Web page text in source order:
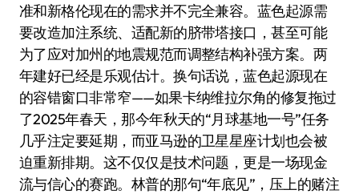
准和新格伦现在的需求并不完全兼容。蓝色起源需
要改造加注系统、适配新的脐带塔接口，甚至可能
为了应对加州的地震规范而调整结构补强方案。两
年建好已经是乐观估计。换句话说，蓝色起源现在
的容错窗口非常窄——如果卡纳维拉尔角的修复拖过
了2025年春天，那今年秋天的“月球基地一号”任务
几乎注定要延期，而亚马逊的卫星星座计划也会被
迫重新排期。这不仅仅是技术问题，更是一场现金
流与信心的赛跑。林普的那句“年底见”，压上的赌注